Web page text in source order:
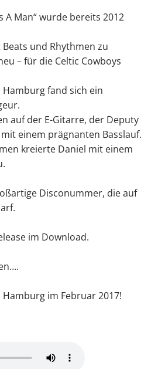
A Man“ wurde bereits 2012
und Rhythmen zu
– für die Celtic Cowboys
fand sich ein
auf der E-Gitarre, der Deputy
einem prägnanten Basslauf.
kreierte Daniel mit einem
Disconummer, die auf
im Download.
Hamburg im Februar 2017!